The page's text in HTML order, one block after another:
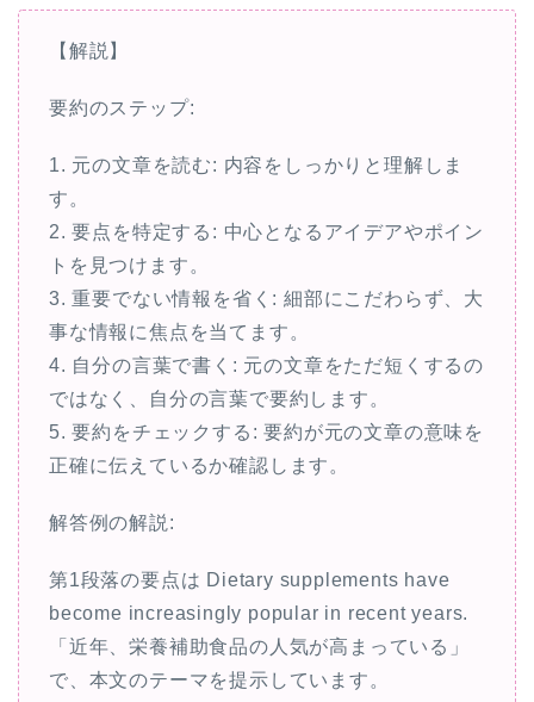
【解説】
要約のステップ:
1. 元の文章を読む: 内容をしっかりと理解しま
す。
2. 要点を特定する: 中心となるアイデアやポイン
トを見つけます。
3. 重要でない情報を省く: 細部にこだわらず、大
事な情報に焦点を当てます。
4. 自分の言葉で書く: 元の文章をただ短くするの
ではなく、自分の言葉で要約します。
5. 要約をチェックする: 要約が元の文章の意味を
正確に伝えているか確認します。
解答例の解説:
第1段落の要点は Dietary supplements have
become increasingly popular in recent years.
「近年、栄養補助食品の人気が高まっている」
で、本文のテーマを提示しています。